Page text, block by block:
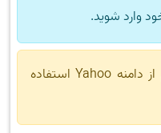
وارد شوید.
لطفا تا اطلاع ثانوی برای ثبت نام از دامنه Yahoo استفاده